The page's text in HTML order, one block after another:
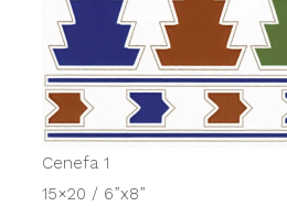
Cenefa 1
15×20 / 6”x8”